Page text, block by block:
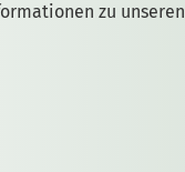
zu unseren